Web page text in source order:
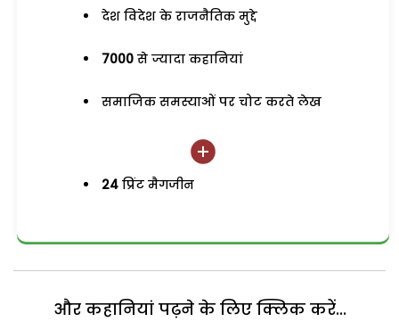
देश विदेश के राजनैतिक मुद्दे
7000 से ज्यादा कहानियां
समाजिक समस्याओं पर चोट करते लेख
24 प्रिंट मैगजीन
और कहानियां पढ़ने के लिए क्लिक करें...